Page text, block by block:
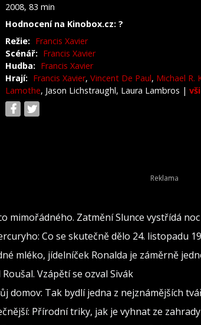
2008, 83 min
Hodnocení na Kinobox.cz: ?
Režie: Francis Xavier
Scénář: Francis Xavier
Hudba: Francis Xavier
Hrají: Francis Xavier, Vincent De Paul, Michael R.
Lamothe, Jason Lichstraughl, Laura Lambros |
mimořádného. Zatmění Slunce vystřídá
Co se skutečně dělo 24. listopadu
mléko, jídelníček Ronalda je záměrně
Vzápětí se ozval Sivák
domov: Tak bydlí jedna z nejznámějších
Přírodní triky, jak je vyhnat ze